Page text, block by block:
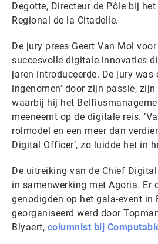
Degotte, Directeur de Pôle bij
Regional de la Citadelle.
De jury prees Geert Van Mol
succesvolle digitale innovaties
jaren introduceerde. De jury was
ingenomen’ door zijn passie,
waarbij hij het
meeneemt op de digitale reis.
rolmodel en een meer dan
Digital Officer’, zo luidde het in
De uitreiking van de Chief
in samenwerking met Agoria. Er
genodigden op het gala-event in
georganiseerd werd door
Blyaert, columnist bij